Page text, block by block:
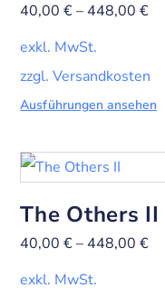
40,00€– 448,00€
exkl. MwSt.
zzgl. Versandkosten
Ausführungen ansehen
The Others II
40,00€– 448,00€
exkl. MwSt.